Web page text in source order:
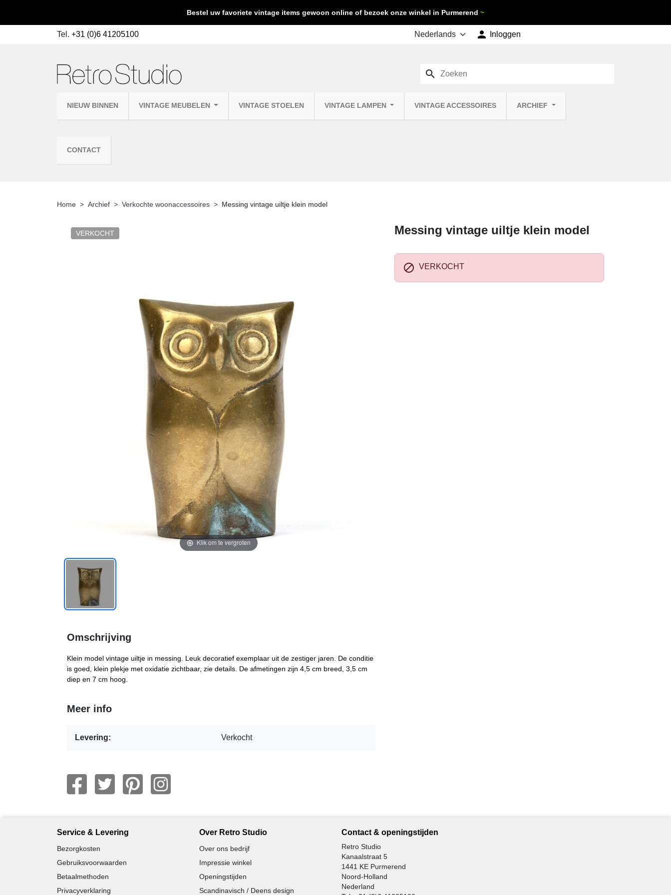
Bestel uw favoriete vintage items gewoon online of bezoek onze winkel in Purmerend ~
Tel. +31 (0)6 41205100  Inloggen
NIEUW BINNEN VINTAGE MEUBELEN VINTAGE STOELEN VINTAGE LAMPEN VINTAGE ACCESSOIRES ARCHIEF
CONTACT
search
Home Archief Verkochte woonaccessoires Messing vintage uiltje klein model
VERKOCHT
Klik om te vergroten
Messing vintage uiltje klein model
 VERKOCHT
Omschrijving
Klein model vintage uiltje in messing. Leuk decoratief exemplaar uit de zestiger jaren. De conditie
is goed, klein plekje met oxidatie zichtbaar, zie details. De afmetingen zijn 4,5 cm breed, 3,5 cm
diep en 7 cm hoog.
Meer info
Levering: Verkocht
Service & Levering
Bezorgkosten
Gebruiksvoorwaarden
Betaalmethoden
Privacyverklaring
Over Retro Studio
Over ons bedrijf
Impressie winkel
Openingstijden
Scandinavisch / Deens design
Contact & openingstijden
Retro Studio
Kanaalstraat 5
1441 KE Purmerend
Noord-Holland
Nederland